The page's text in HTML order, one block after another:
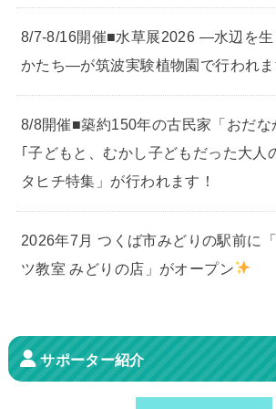
8/7-8/16開催■水草展2026 ―水辺を生
かたち―が筑波実験植物園で行われま
8/8開催■築約150年の古民家「おだな
｢子どもと、むかし子どもだった大人
タヒチ特集」が行われます！
2026年7月 つくば市みどりの駅前に
ツ教室 みどりの店」がオープン
サポーター紹介